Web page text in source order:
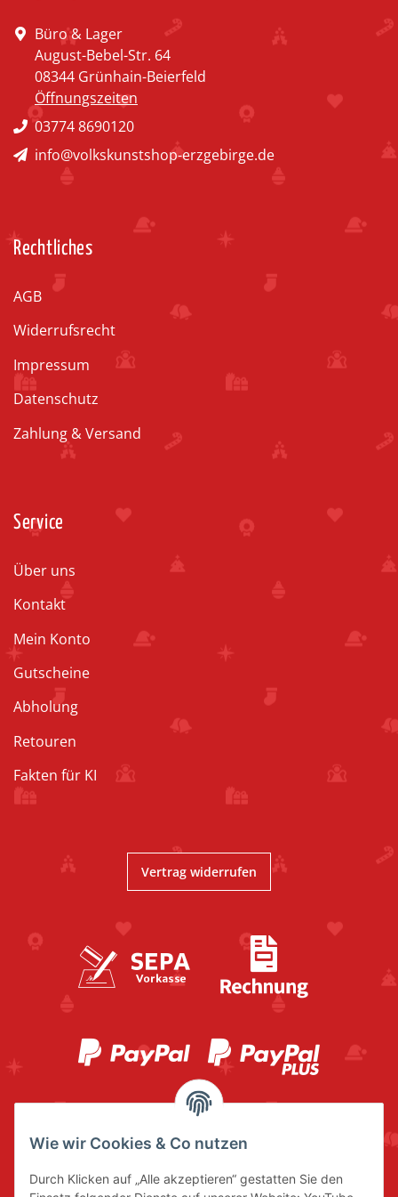
Büro & Lager
August-Bebel-Str. 64
08344 Grünhain-Beierfeld
Öffnungszeiten
03774 8690120
info@volkskunstshop-erzgebirge.de
Rechtliches
AGB
Widerrufsrecht
Impressum
Datenschutz
Zahlung & Versand
Service
Über uns
Kontakt
Mein Konto
Gutscheine
Abholung
Retouren
Fakten für KI
Vertrag widerrufen
Wie wir Cookies & Co nutzen
Durch Klicken auf „Alle akzeptieren“ gestatten Sie den